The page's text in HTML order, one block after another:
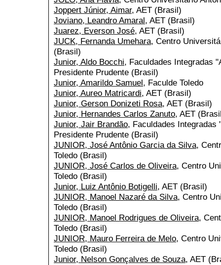
Joppert Júnior, Aimar, AET (Brasil)
Joviano, Leandro Amaral, AET (Brasil)
Juarez, Everson José, AET (Brasil)
JUCK, Fernanda Umehara, Centro
(Brasil)
Junior, Aldo Bocchi, Faculdades Integradas
Presidente Prudente (Brasil)
Junior, Amarildo Samuel, Faculde Toledo
Junior, Aureo Matricardi, AET (Brasil)
Junior, Gerson Donizeti Rosa, AET (Brasil)
Junior, Hernandes Carlos Zanuto, AET
Junior, Jair Brandão, Faculdades Integradas
Presidente Prudente (Brasil)
JUNIOR, José Antônio Garcia da Silva,
Toledo (Brasil)
JUNIOR, José Carlos de Oliveira, Centro
Toledo (Brasil)
Junior, Luiz Antônio Botigelli, AET (Brasil)
JUNIOR, Manoel Nazaré da Silva, Centro
Toledo (Brasil)
JUNIOR, Manoel Rodrigues de Oliveira,
Toledo (Brasil)
JUNIOR, Mauro Ferreira de Melo, Centro
Toledo (Brasil)
Junior, Nelson Gonçalves de Souza, AET